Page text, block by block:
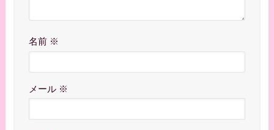
名前 ※
メール ※